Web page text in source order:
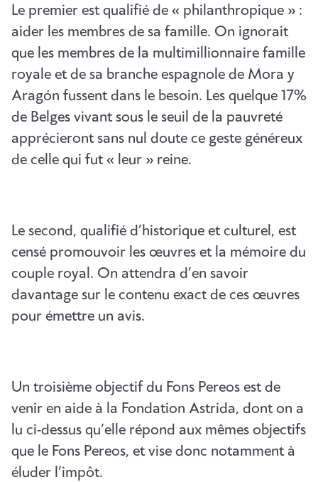
Le premier est qualifié de « philanthropique » :
aider les membres de sa famille. On ignorait
que les membres de la multimillionnaire famille
royale et de sa branche espagnole de Mora y
Aragón fussent dans le besoin. Les quelque 17%
de Belges vivant sous le seuil de la pauvreté
apprécieront sans nul doute ce geste généreux
de celle qui fut « leur » reine.
Le second, qualifié d’historique et culturel, est
censé promouvoir les œuvres et la mémoire du
couple royal. On attendra d’en savoir
davantage sur le contenu exact de ces œuvres
pour émettre un avis.
Un troisième objectif du Fons Pereos est de
venir en aide à la Fondation Astrida, dont on a
lu ci-dessus qu’elle répond aux mêmes objectifs
que le Fons Pereos, et vise donc notamment à
éluder l’impôt.